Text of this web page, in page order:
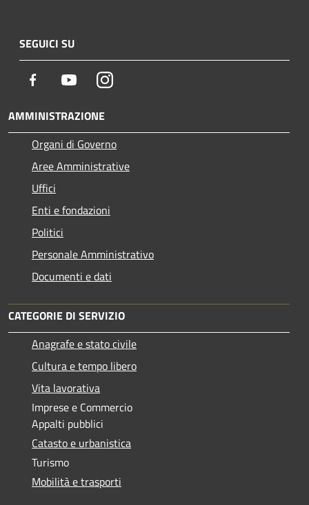
SEGUICI SU
Facebook YoutubeInstagram
AMMINISTRAZIONE
Organi di Governo
Aree Amministrative
Uffici
Enti e fondazioni
Politici
Personale Amministrativo
Documenti e dati
CATEGORIE DI SERVIZIO
Anagrafe e stato civile
Cultura e tempo libero
Vita lavorativa
Imprese e Commercio
Appalti pubblici
Catasto e urbanistica
Turismo
Mobilità e trasporti